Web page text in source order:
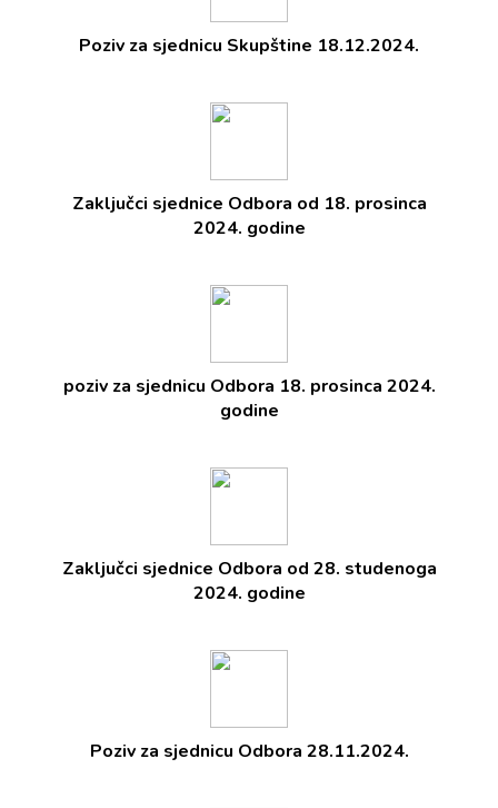
Poziv za sjednicu Skupštine 18.12.2024.
Zaključci sjednice Odbora od 18. prosinca
2024. godine
poziv za sjednicu Odbora 18. prosinca 2024.
godine
Zaključci sjednice Odbora od 28. studenoga
2024. godine
Poziv za sjednicu Odbora 28.11.2024.